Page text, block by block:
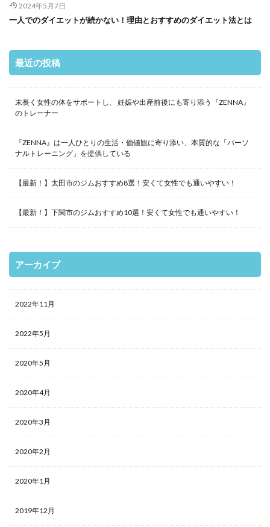
2024年5月7日
一人でのダイエットが続かない！理由とおすすめのダイエット法とは
最近の投稿
末長く女性の体をサポートし、 妊娠や出産前後にも寄り添う『ZENNA』
のトレーナー
『ZENNA』は一人ひとりの生活・価値観に寄り添い、本質的な「パーソ
ナルトレーニング」を提供している
【最新！】太田市のジムおすすめ8選！安くて女性でも通いやすい！
【最新！】下関市のジムおすすめ10選！安くて女性でも通いやすい！
アーカイブ
2022年11月
2022年5月
2020年5月
2020年4月
2020年3月
2020年2月
2020年1月
2019年12月